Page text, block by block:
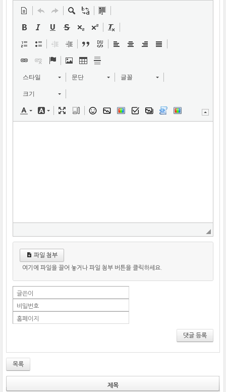
스타일 문단 글꼴
크기
파일 첨부
여기에 파일을 끌어 놓거나 파일 첨부 버튼을 클릭하세요.
글쓴이
비밀번호
홈페이지
댓글 등록
목록
제목